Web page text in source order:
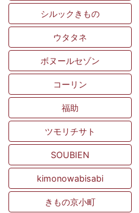
シルックきもの
ウタタネ
ボヌールセゾン
コーリン
福助
ツモリチサト
SOUBIEN
kimonowabisabi
きもの京小町